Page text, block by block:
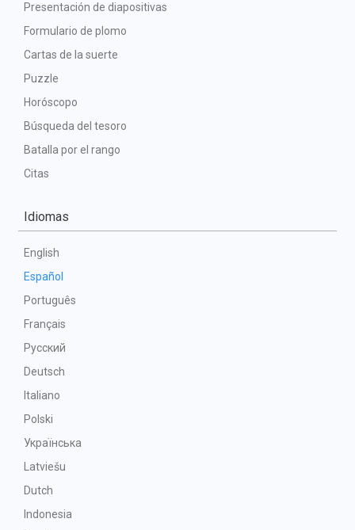
Presentación de diapositivas
Formulario de plomo
Cartas de la suerte
Puzzle
Horóscopo
Búsqueda del tesoro
Batalla por el rango
Citas
Idiomas
English
Español
Português
Français
Русский
Deutsch
Italiano
Polski
Українська
Latviešu
Dutch
Indonesia